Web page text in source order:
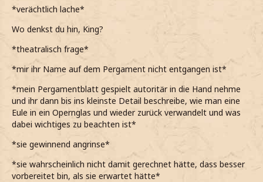
*verächtlich lache*
Wo denkst du hin, King?
*theatralisch frage*
*mir ihr Name auf dem Pergament nicht entgangen ist*
*mein Pergamentblatt gespielt autoritär in die Hand nehme
und ihr dann bis ins kleinste Detail beschreibe, wie man eine
Eule in ein Opernglas und wieder zurück verwandelt und was
dabei wichtiges zu beachten ist*
*sie gewinnend angrinse*
*sie wahrscheinlich nicht damit gerechnet hätte, dass besser
vorbereitet bin, als sie erwartet hätte*